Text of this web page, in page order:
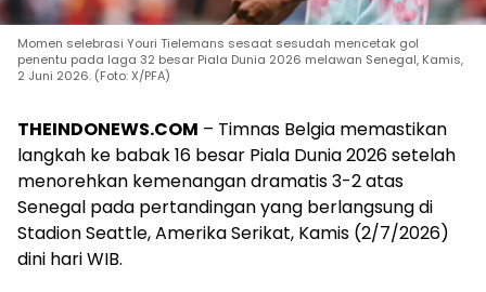
Momen selebrasi Youri Tielemans sesaat sesudah mencetak gol
penentu pada laga 32 besar Piala Dunia 2026 melawan Senegal, Kamis,
2 Juni 2026. (Foto: X/PFA)
THEINDONEWS.COM – Timnas Belgia memastikan
langkah ke babak 16 besar Piala Dunia 2026 setelah
menorehkan kemenangan dramatis 3-2 atas
Senegal pada pertandingan yang berlangsung di
Stadion Seattle, Amerika Serikat, Kamis (2/7/2026)
dini hari WIB.